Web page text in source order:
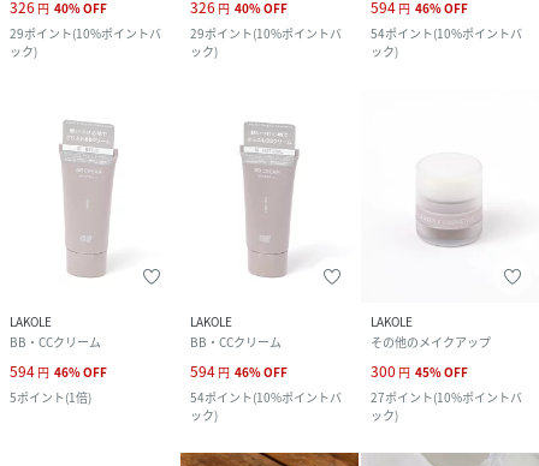
326 円 40%OFF
29ポイント(10%ポイントバ
ック)
326 円 40%OFF
29ポイント(10%ポイントバ
ック)
594 円 46%OFF
54ポイント(10%ポイントバ
ック)
LAKOLE
BB・CCクリーム
594 円 46%OFF
5ポイント(1倍)
LAKOLE
BB・CCクリーム
594 円 46%OFF
54ポイント(10%ポイントバ
ック)
LAKOLE
その他のメイクアップ
300 円 45%OFF
27ポイント(10%ポイントバ
ック)